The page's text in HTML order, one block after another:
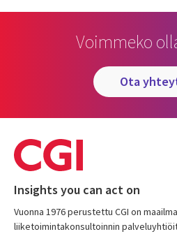
Voimmeko
ota
Insights you can act on
Vuonna 1976 perustettu CGI on
liiketoimintakonsultoinnin